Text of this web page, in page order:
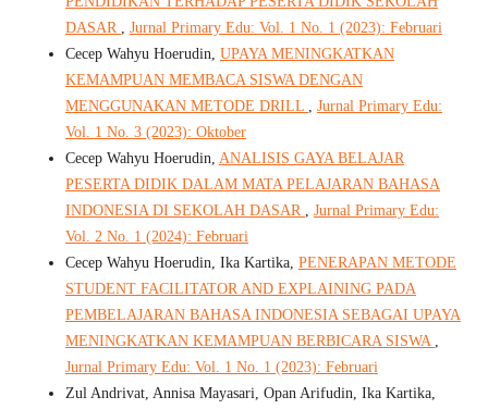
DASAR
Jurnal Primary Edu: Vol. 1 No. 1 (2023): Februari
Cecep Wahyu Hoerudin, UPAYA MENINGKATKAN
KEMAMPUAN MEMBACA SISWA DENGAN
MENGGUNAKAN METODE DRILL
Jurnal Primary Edu:
Vol. 1 No. 3 (2023): Oktober
Cecep Wahyu Hoerudin, ANALISIS GAYA BELAJAR
PESERTA DIDIK DALAM MATA PELAJARAN BAHASA
INDONESIA DI SEKOLAH DASAR
Jurnal Primary Edu:
Vol. 2 No. 1 (2024): Februari
Cecep Wahyu Hoerudin, Ika Kartika, PENERAPAN METODE
STUDENT FACILITATOR AND EXPLAINING PADA
PEMBELAJARAN BAHASA INDONESIA SEBAGAI UPAYA
MENINGKATKAN KEMAMPUAN BERBICARA SISWA
Jurnal Primary Edu: Vol. 1 No. 1 (2023): Februari
Zul Andrivat, Annisa Mayasari, Opan Arifudin, Ika Kartika,